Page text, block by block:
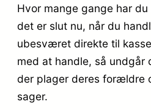
Hvor mange gange har
det er slut nu, når du
ubesværet direkte til
med at handle, så undgår
der plager deres forældre
sager.